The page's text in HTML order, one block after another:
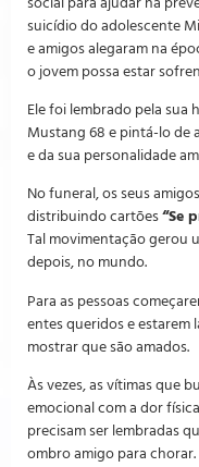
suicídio do adolescente
e amigos alegaram na
o jovem possa estar
Ele foi lembrado pela sua
Mustang 68 e pintá-lo de
e da sua personalidade
No funeral, os seus
distribuindo cartões“Se
Tal movimentação gerou
depois, no mundo.
Para as pessoas
entes queridos e estarem
mostrar que são amados.
Às vezes, as vítimas que
emocional com a dor
precisam ser lembradas
ombro amigo para chorar.